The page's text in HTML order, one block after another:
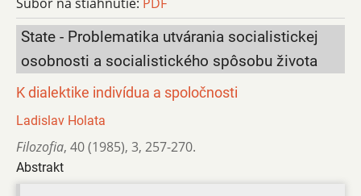
State - Problematika utvárania socialistickej
osobnosti a socialistického spôsobu života
K dialektike indivídua a spoločnosti
Ladislav Holata
Filozofia, 40 (1985), 3, 257-270.
Abstrakt